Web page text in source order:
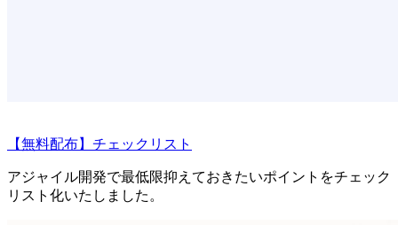
【無料配布】チェックリスト
アジャイル開発で最低限抑えておきたいポイントをチェック
リスト化いたしました。